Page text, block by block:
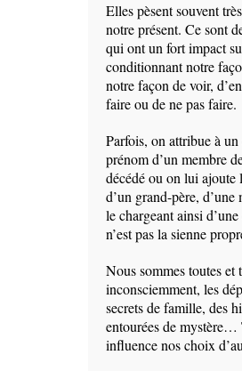
Elles pèsent souvent
notre présent. Ce sont
qui ont un fort impact
conditionnant notre
notre façon de voir,
faire ou de ne pas faire.
Parfois, on attribue à
prénom d’un membre
décédé ou on lui ajoute
d’un grand-père, d’une
le chargeant ainsi
n’est pas la sienne
Nous sommes toutes et
inconsciemment, les
secrets de famille, des
entourées de mystère…
influence nos choix